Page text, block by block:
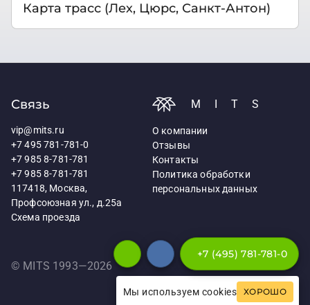
Карта трасс (Лех, Цюрс, Санкт-Антон)
Связь
vip@mits.ru
+7 495 781-781-0
+7 985 8-781-781
+7 985 8-781-781
117418, Москва,
Профсоюзная ул., д.25а
Схема проезда
MITS
О компании
Отзывы
Контакты
Политика обработки
персональных данных
© MITS 1993—2026
+7 (495) 781-781-0
Мы используем cookies ХОРОШО